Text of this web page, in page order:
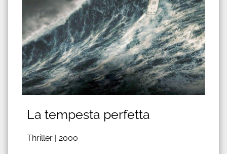
La tempesta perfetta
Thriller | 2000